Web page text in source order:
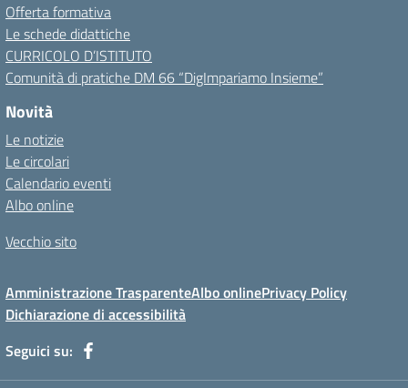
Offerta formativa
Le schede didattiche
CURRICOLO D’ISTITUTO
Comunità di pratiche DM 66 “DigImpariamo Insieme”
Novità
Le notizie
Le circolari
Calendario eventi
Albo online
Vecchio sito
Amministrazione TrasparenteAlbo onlinePrivacy Policy
Dichiarazione di accessibilità
Seguici su: